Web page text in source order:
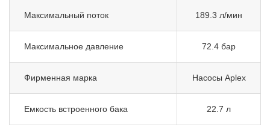
Максимальный поток 189.3 л/мин
Максимальное давление 72.4 бар
Фирменная марка Насосы Aplex
Емкость встроенного бака 22.7 л